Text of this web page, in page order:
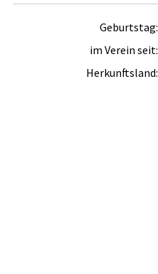
Geburtstag:
im Verein seit:
Herkunftsland: